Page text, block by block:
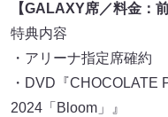
【GALAXY席／料金：
特典内容
・アリーナ指定席確約
・DVD『CHOCOLATE
2024「Bloom」』